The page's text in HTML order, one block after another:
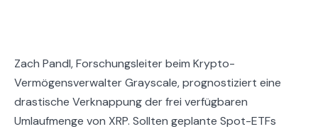
Zach Pandl, Forschungsleiter beim Krypto-
Vermögensverwalter Grayscale, prognostiziert eine
drastische Verknappung der frei verfügbaren
Umlaufmenge von XRP. Sollten geplante Spot-ETFs